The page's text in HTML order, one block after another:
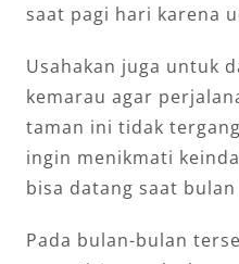
saat pagi hari karena
Usahakan juga untuk
kemarau agar
taman ini tidak
ingin menikmati
bisa datang saat
Pada bulan-bulan